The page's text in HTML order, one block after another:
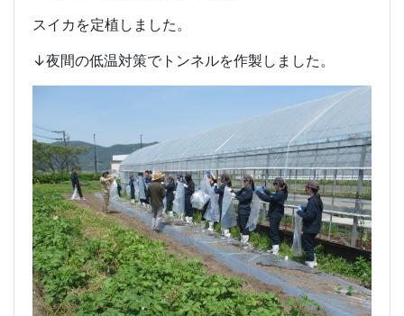
スイカを定植しました。
↓夜間の低温対策でトンネルを作製しました。